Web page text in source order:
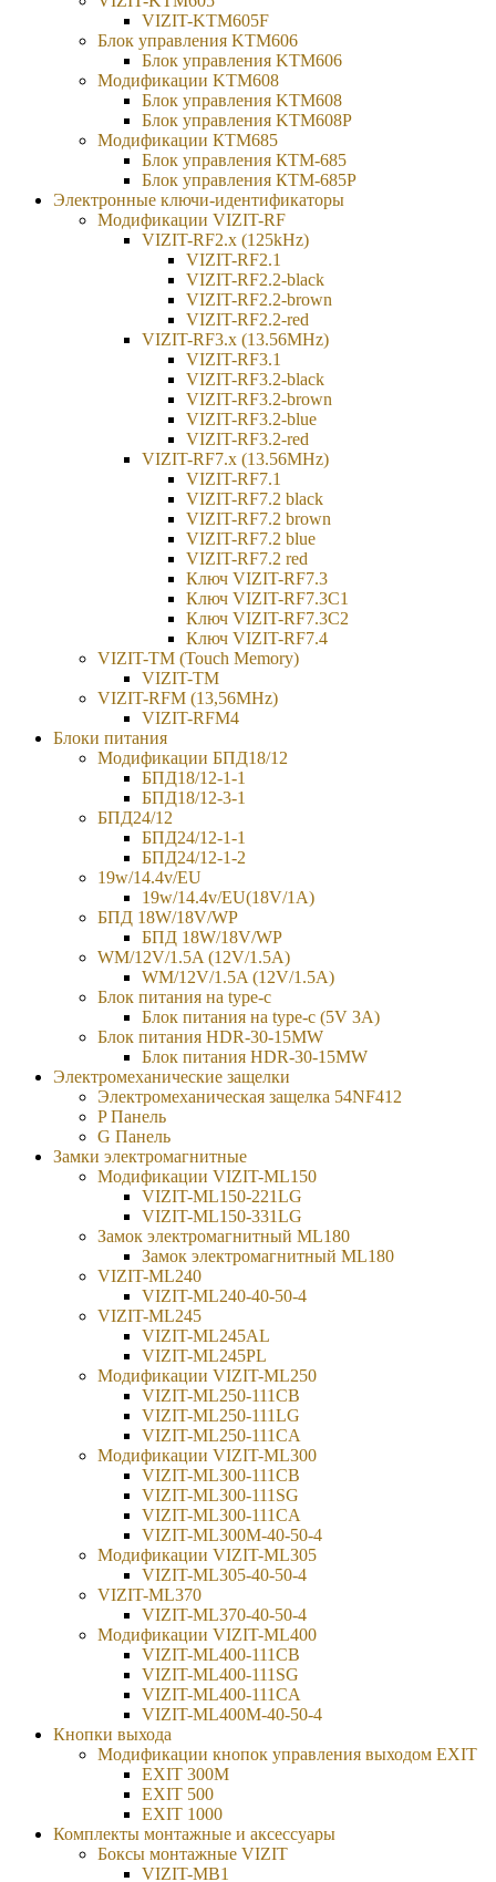
VIZIT-KTM605F
Блок управления KTM606
Блок управления KTM606
Модификации KTM608
Блок управления KTM608
Блок управления KTM608Р
Модификации КТМ685
Блок управления КТМ-685
Блок управления КТМ-685Р
Электронные ключи-идентификаторы
Модификации VIZIT-RF
VIZIT-RF2.x (125kHz)
VIZIT-RF2.1
VIZIT-RF2.2-black
VIZIT-RF2.2-brown
VIZIT-RF2.2-red
VIZIT-RF3.x (13.56MHz)
VIZIT-RF3.1
VIZIT-RF3.2-black
VIZIT-RF3.2-brown
VIZIT-RF3.2-blue
VIZIT-RF3.2-red
VIZIT-RF7.x (13.56MHz)
VIZIT-RF7.1
VIZIT-RF7.2 black
VIZIT-RF7.2 brown
VIZIT-RF7.2 blue
VIZIT-RF7.2 red
Ключ VIZIT-RF7.3
Ключ VIZIT-RF7.3C1
Ключ VIZIT-RF7.3C2
Ключ VIZIT-RF7.4
VIZIT-TM (Touch Memory)
VIZIT-TM
VIZIT-RFM (13,56MHz)
VIZIT-RFM4
Блоки питания
Модификации БПД18/12
БПД18/12-1-1
БПД18/12-3-1
БПД24/12
БПД24/12-1-1
БПД24/12-1-2
19w/14.4v/EU
19w/14.4v/EU(18V/1А)
БПД 18W/18V/WP
БПД 18W/18V/WP
WM/12V/1.5A (12V/1.5A)
WM/12V/1.5A (12V/1.5A)
Блок питания на type-c
Блок питания на type-c (5V 3A)
Блок питания HDR-30-15MW
Блок питания HDR-30-15MW
Электромеханические защелки
Электромеханическая защелка 54NF412
P Панель
G Панель
Замки электромагнитные
Модификации VIZIT-ML150
VIZIT-ML150-221LG
VIZIT-ML150-331LG
Замок электромагнитный ML180
Замок электромагнитный ML180
VIZIT-ML240
VIZIT-ML240-40-50-4
VIZIT-ML245
VIZIT-ML245AL
VIZIT-ML245PL
Модификации VIZIT-ML250
VIZIT-ML250-111CB
VIZIT-ML250-111LG
VIZIT-ML250-111CA
Модификации VIZIT-ML300
VIZIT-ML300-111CB
VIZIT-ML300-111SG
VIZIT-ML300-111CA
VIZIT-ML300М-40-50-4
Модификации VIZIT-ML305
VIZIT-ML305-40-50-4
VIZIT-ML370
VIZIT-ML370-40-50-4
Модификации VIZIT-ML400
VIZIT-ML400-111CB
VIZIT-ML400-111SG
VIZIT-ML400-111CA
VIZIT-ML400М-40-50-4
Кнопки выхода
Модификации кнопок управления выходом EXIT
EXIT 300M
EXIT 500
EXIT 1000
Комплекты монтажные и аксессуары
Боксы монтажные VIZIT
VIZIT-MB1